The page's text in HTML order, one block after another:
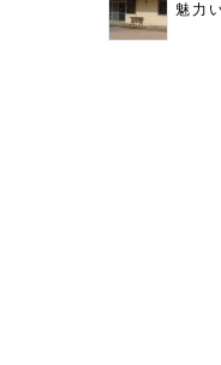
魅力